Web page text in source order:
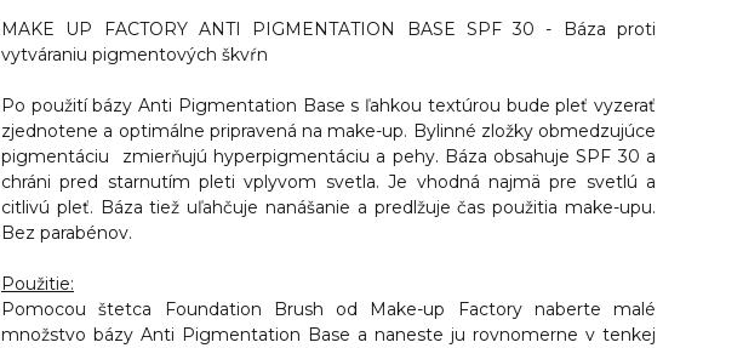
MAKE UP FACTORY ANTI PIGMENTATION BASE SPF 30 - Báza proti
vytváraniu pigmentových škvŕn
Po použití bázy Anti Pigmentation Base s ľahkou textúrou bude pleť vyzerať
zjednotene a optimálne pripravená na make-up. Bylinné zložky obmedzujúce
pigmentáciu zmierňujú hyperpigmentáciu a pehy. Báza obsahuje SPF 30 a
chráni pred starnutím pleti vplyvom svetla. Je vhodná najmä pre svetlú a
citlivú pleť. Báza tiež uľahčuje nanášanie a predlžuje čas použitia make-upu.
Bez parabénov.
Použitie:
Pomocou štetca Foundation Brush od Make-up Factory naberte malé
množstvo bázy Anti Pigmentation Base a naneste ju rovnomerne v tenkej